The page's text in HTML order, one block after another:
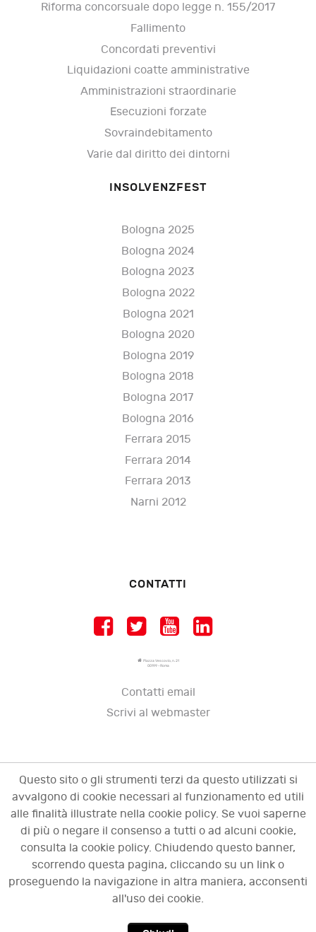
Riforma concorsuale dopo legge n. 155/2017
Fallimento
Concordati preventivi
Liquidazioni coatte amministrative
Amministrazioni straordinarie
Esecuzioni forzate
Sovraindebitamento
Varie dal diritto dei dintorni
INSOLVENZFEST
Bologna 2025
Bologna 2024
Bologna 2023
Bologna 2022
Bologna 2021
Bologna 2020
Bologna 2019
Bologna 2018
Bologna 2017
Bologna 2016
Ferrara 2015
Ferrara 2014
Ferrara 2013
Narni 2012
CONTATTI
Piazza Vescovio, n. 21
00199 - Roma
Contatti email
Scrivi al webmaster
© 2009 - 2026 OCI - Osservatorio sulle crisi
d'impresa. Tutti i diritti riservati.
Questo sito o gli strumenti terzi da questo utilizzati si
avvalgono di cookie necessari al funzionamento ed utili
alle finalità illustrate nella cookie policy. Se vuoi saperne
di più o negare il consenso a tutti o ad alcuni cookie,
consulta la cookie policy. Chiudendo questo banner,
scorrendo questa pagina, cliccando su un link o
proseguendo la navigazione in altra maniera, acconsenti
all'uso dei cookie.